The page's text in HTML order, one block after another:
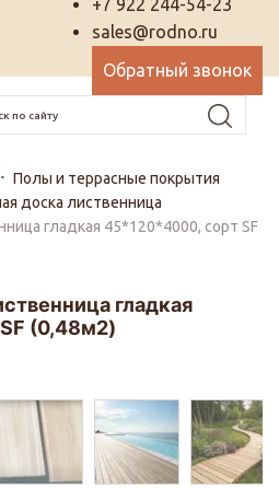
+7 922 244-54-23
sales@rodno.ru
Обратный звонок
Полы и террасные покрытия
доска лиственница
гладкая 45*120*4000, сорт SF
гладкая
(0,48м2)